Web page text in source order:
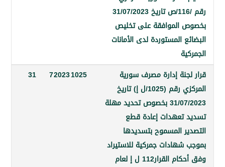
رقم /116/ص تاريخ 31/07/2023
الموافقة على تخليص
المستوردة لدى الأمانات
إدارة مصرف سورية
المركزي رقم (1025/ل إ) تاريخ
31/07/2023 بخصوص تحديد مهلة
إعادة قطع
المسموح بتسديدها
جمركية للاستيراد
وفق أحكام القرار112 ل إ لعام
1025
31